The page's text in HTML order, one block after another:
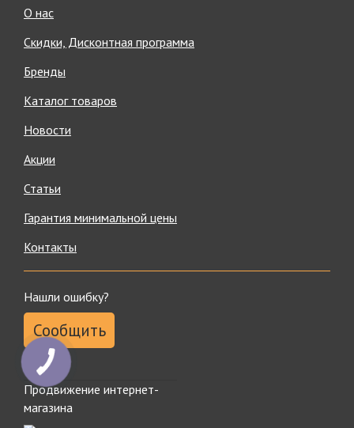
О нас
Скидки, Дисконтная программа
Бренды
Каталог товаров
Новости
Акции
Статьи
Гарантия минимальной цены
Контакты
Нашли ошибку?
Сообщить
Продвижение интернет-
магазина